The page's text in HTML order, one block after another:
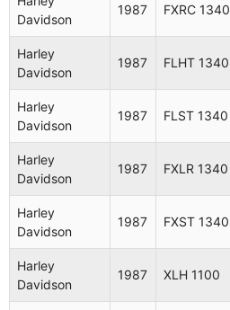
Harley
1984
Harley
1984
Harley
1984
Harley
1984
Harley
1984
Harley
1984
Davidson
1987 FXRC 1340
Harley
Davidson
1987 FLHT 1340
Harley
Davidson
1987 FLST 1340
Harley
Davidson
1987 FXLR 1340
Harley
Davidson
1987 FXST 1340
Harley
Davidson
1987 XLH 1100